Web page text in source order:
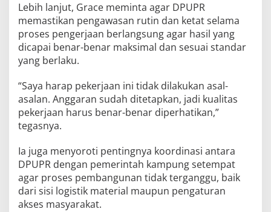
Lebih lanjut, Grace meminta agar DPUPR
memastikan pengawasan rutin dan ketat selama
proses pengerjaan berlangsung agar hasil yang
dicapai benar-benar maksimal dan sesuai standar
yang berlaku.
“Saya harap pekerjaan ini tidak dilakukan asal-
asalan. Anggaran sudah ditetapkan, jadi kualitas
pekerjaan harus benar-benar diperhatikan,”
tegasnya.
Ia juga menyoroti pentingnya koordinasi antara
DPUPR dengan pemerintah kampung setempat
agar proses pembangunan tidak terganggu, baik
dari sisi logistik material maupun pengaturan
akses masyarakat.